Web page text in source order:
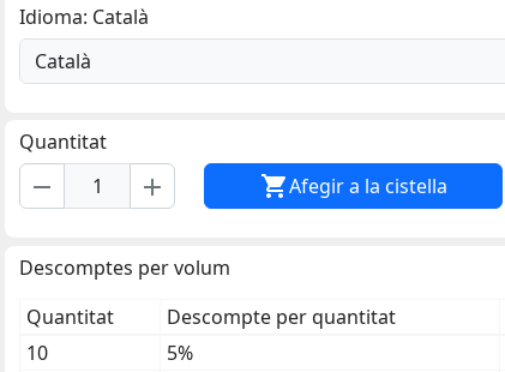
Idioma: Català
Quantitat
remove add Afegir a la cistella
Descomptes per volum
Quantitat
Descompte per quantitat
10
5%